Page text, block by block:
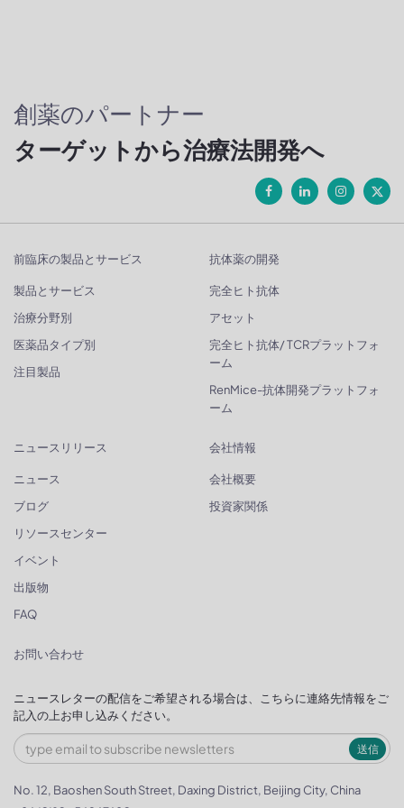
創薬のパートナー
ターゲットから治療法開発へ
前臨床の製品とサービス
製品とサービス
治療分野別
医薬品タイプ別
注目製品
抗体薬の開発
完全ヒト抗体
アセット
完全ヒト抗体/ TCRプラットフォ
ーム
RenMice-抗体開発プラットフォ
ーム
ニュースリリース
ニュース
ブログ
リソースセンター
イベント
出版物
FAQ
会社情報
会社概要
投資家関係
お問い合わせ
ニュースレターの配信をご希望される場合は、こちらに連絡先情報をご
記入の上お申し込みください。
送信
No. 12, Baoshen South Street, Daxing District, Beijing City, China